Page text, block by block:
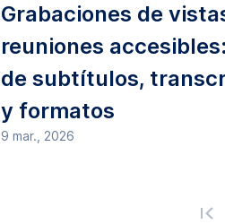
Grabaciones de
reuniones
de subtítulos,
y formatos
9 mar., 2026